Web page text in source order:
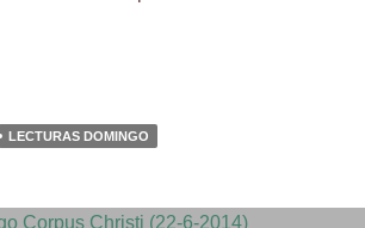
LECTURAS DOMINGO